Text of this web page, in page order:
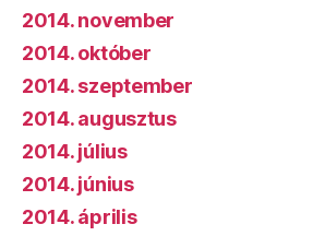
2014. november
2014. október
2014. szeptember
2014. augusztus
2014. július
2014. június
2014. április